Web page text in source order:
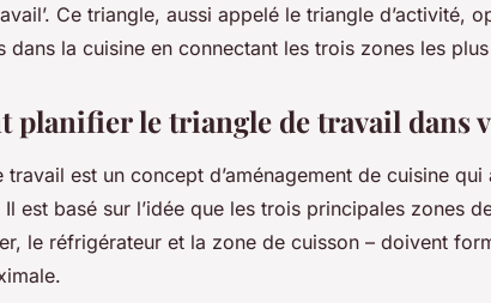
Ce triangle, aussi appelé le triangle d’activité,
dans la cuisine en connectant les trois zones les
planifier le triangle de travail dans
travail est un concept d’aménagement de cuisine
Il est basé sur l’idée que les trois principales zones
le réfrigérateur et la zone de cuisson – doivent